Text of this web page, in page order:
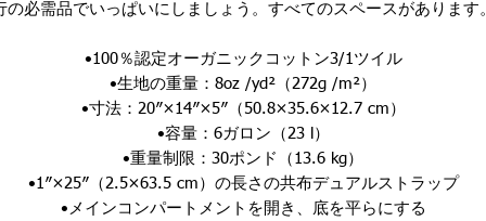
の必需品でいっぱいにしましょう。すべてのスペースがあります。
•100％認定オーガニックコットン3/1ツイル
•生地の重量：8oz /yd²（272g /m²）
•寸法：20″×14″×5″（50.8×35.6×12.7 cm）
•容量：6ガロン（23 l）
•重量制限：30ポンド（13.6 kg）
•1″×25″（2.5×63.5 cm）の長さの共布デュアルストラップ
•メインコンパートメントを開き、底を平らにする